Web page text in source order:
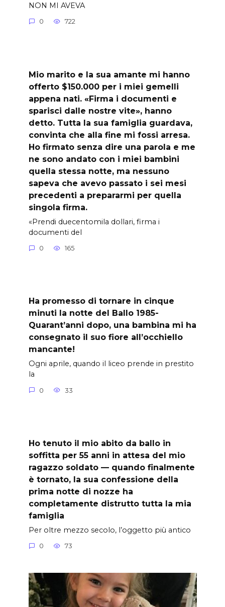
NON MI AVEVA
0 722
Mio marito e la sua amante mi hanno
offerto $150.000 per i miei gemelli
appena nati. «Firma i documenti e
sparisci dalle nostre vite», hanno
detto. Tutta la sua famiglia guardava,
convinta che alla fine mi fossi arresa.
Ho firmato senza dire una parola e me
ne sono andato con i miei bambini
quella stessa notte, ma nessuno
sapeva che avevo passato i sei mesi
precedenti a prepararmi per quella
singola firma.
«Prendi duecentomila dollari, firma i
documenti del
0 165
Ha promesso di tornare in cinque
minuti la notte del Ballo 1985-
Quarant’anni dopo, una bambina mi ha
consegnato il suo fiore all’occhiello
mancante!
Ogni aprile, quando il liceo prende in prestito
la
0 33
Ho tenuto il mio abito da ballo in
soffitta per 55 anni in attesa del mio
ragazzo soldato — quando finalmente
è tornato, la sua confessione della
prima notte di nozze ha
completamente distrutto tutta la mia
famiglia
Per oltre mezzo secolo, l’oggetto più antico
0 73